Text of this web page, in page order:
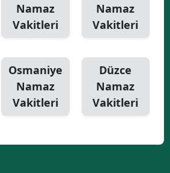
Namaz
Vakitleri
Namaz
Vakitleri
Osmaniye
Namaz
Vakitleri
Düzce
Namaz
Vakitleri